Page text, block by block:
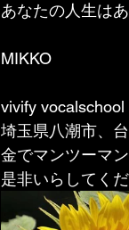
あなたの人生は
MIKKO
vivify vocalschool
埼玉県八潮市、
金でマンツーマ
是非いらしてくだ